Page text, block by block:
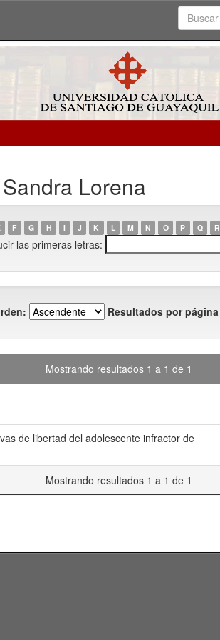
Lorena
F G H I J K L M N O P Q R
las primeras letras:
Resultados por página
Mostrando resultados 1 a 1 de 1
de libertad del adolescente infractor de
Mostrando resultados 1 a 1 de 1